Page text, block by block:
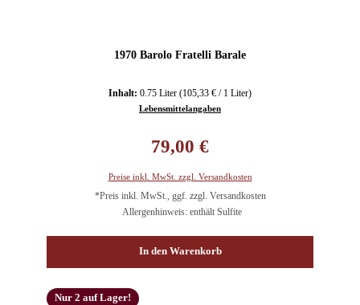
1970 Barolo Fratelli Barale
Inhalt: 0.75 Liter (105,33 € / 1 Liter)
Lebensmittelangaben
79,00 €
Preise inkl. MwSt. zzgl. Versandkosten
*Preis inkl. MwSt., ggf. zzgl. Versandkosten
Allergenhinweis: enthält Sulfite
In den Warenkorb
Nur 2 auf Lager!